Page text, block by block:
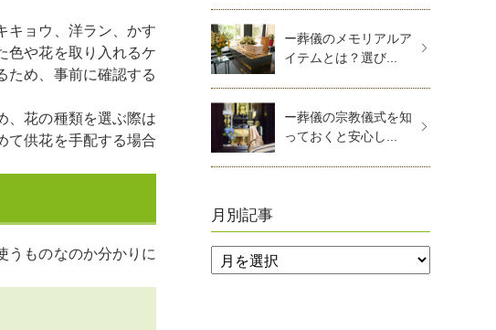
キョウ、洋ラン、かす
色や花を取り入れるケ
ため、事前に確認する
、花の種類を選ぶ際は
て供花を手配する場合
うものなのか分かりに
ー葬儀のメモリアルア
イテムとは？選び...
ー葬儀の宗教儀式を知
っておくと安心し...
月別記事